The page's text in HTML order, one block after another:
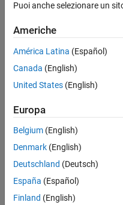
User Messages
ON THIS PAGE
message.
character*100
if (status =
call
+
See Also
How
Puoi anche selezionare un
Americhe
América Latina (Español)
Canada (English)
United States (English)
Europa
Belgium (English)
Denmark (English)
Deutschland (Deutsch)
España (Español)
Finland (English)